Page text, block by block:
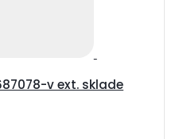
v ext. sklade